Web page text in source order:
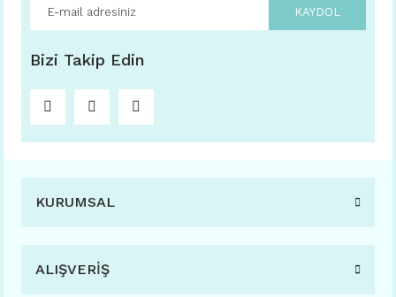
KAYDOL
Bizi Takip Edin
KURUMSAL
ALIŞVERİŞ